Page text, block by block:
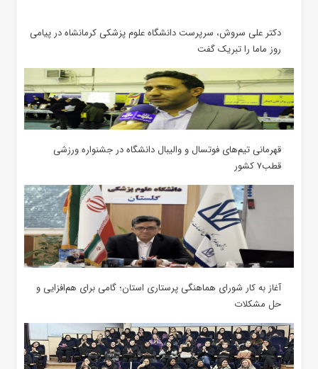
دکتر علی سروش، سرپرست دانشگاه علوم پزشکی کرمانشاه در پیامی
روز ماما را تبریک گفت
قهرمانی تیم‌های فوتسال و والیبال دانشگاه در جشنواره ورزشی
قطب۷ کشور
آغاز به کار شورای هماهنگی پرستاری استان؛ گامی برای هم‌افزایی و
حل مشکلات